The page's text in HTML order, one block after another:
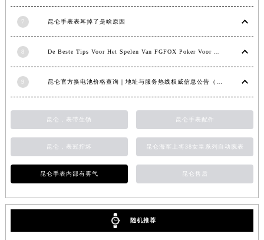
7 昆仑手表表耳掉了是啥原因
8
9
昆仑，表带生锈 昆仑手表配件
昆仑，表冠拧坏 昆仑海军上将38女皇系列自动腕表
昆仑手表内部有雾气 昆仑售后
随机推荐